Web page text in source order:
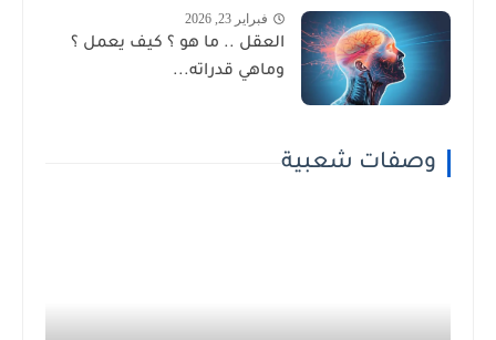
فبراير 23, 2026
العقل .. ما هو ؟ كيف يعمل ؟
وماهي قدراته...
وصفات شعبية